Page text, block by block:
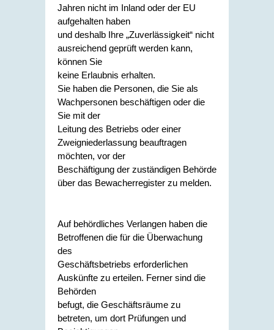
Jahren nicht im Inland oder der EU
aufgehalten haben
und deshalb Ihre „Zuverlässigkeit“ nicht
ausreichend geprüft werden kann,
können Sie
keine Erlaubnis erhalten.
Sie haben die Personen, die Sie als
Wachpersonen beschäftigen oder die
Sie mit der
Leitung des Betriebs oder einer
Zweigniederlassung beauftragen
möchten, vor der
Beschäftigung der zuständigen Behörde
über das Bewacherregister zu melden.
Auf behördliches Verlangen haben die
Betroffenen die für die Überwachung
des
Geschäftsbetriebs erforderlichen
Auskünfte zu erteilen. Ferner sind die
Behörden
befugt, die Geschäftsräume zu
betreten, um dort Prüfungen und